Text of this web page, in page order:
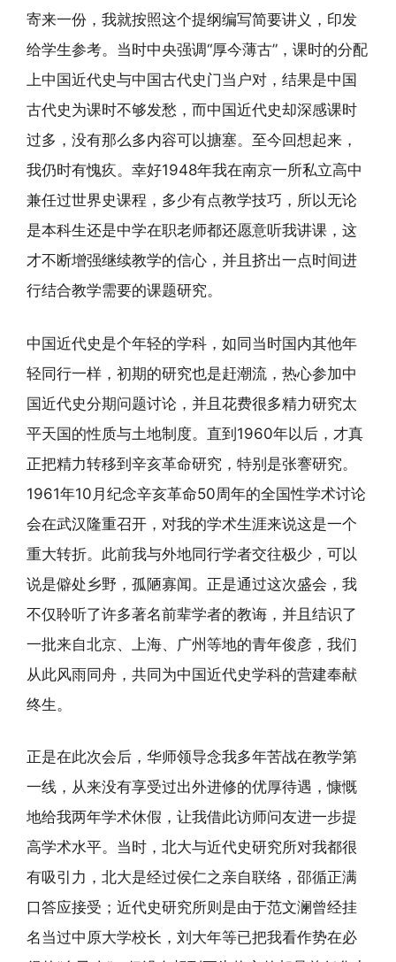
寄来一份，我就按照这个提纲编写简要讲义，印发
给学生参考。当时中央强调“厚今薄古”，课时的分配
上中国近代史与中国古代史门当户对，结果是中国
古代史为课时不够发愁，而中国近代史却深感课时
过多，没有那么多内容可以搪塞。至今回想起来，
我仍时有愧疚。幸好1948年我在南京一所私立高中
兼任过世界史课程，多少有点教学技巧，所以无论
是本科生还是中学在职老师都还愿意听我讲课，这
才不断增强继续教学的信心，并且挤出一点时间进
行结合教学需要的课题研究。
中国近代史是个年轻的学科，如同当时国内其他年
轻同行一样，初期的研究也是赶潮流，热心参加中
国近代史分期问题讨论，并且花费很多精力研究太
平天国的性质与土地制度。直到1960年以后，才真
正把精力转移到辛亥革命研究，特别是张謇研究。
1961年10月纪念辛亥革命50周年的全国性学术讨论
会在武汉隆重召开，对我的学术生涯来说这是一个
重大转折。此前我与外地同行学者交往极少，可以
说是僻处乡野，孤陋寡闻。正是通过这次盛会，我
不仅聆听了许多著名前辈学者的教诲，并且结识了
一批来自北京、上海、广州等地的青年俊彦，我们
从此风雨同舟，共同为中国近代史学科的营建奉献
终生。
正是在此次会后，华师领导念我多年苦战在教学第
一线，从来没有享受过出外进修的优厚待遇，慷慨
地给我两年学术休假，让我借此访师问友进一步提
高学术水平。当时，北大与近代史研究所对我都很
有吸引力，北大是经过侯仁之亲自联络，邵循正满
口答应接受；近代史研究所则是由于范文澜曾经挂
名当过中原大学校长，刘大年等已把我看作势在必